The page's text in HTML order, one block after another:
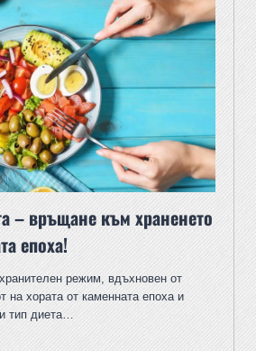
– връщане към храненето
епоха!
режим, вдъхновен от
на хората от каменната епоха и
тип диета…